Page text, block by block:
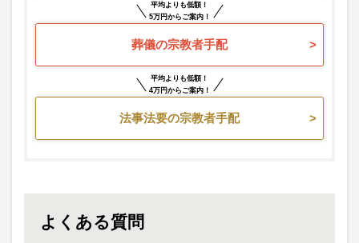
平均よりも低額！
5万円からご案内！
葬儀の宗教者手配
平均よりも低額！
4万円からご案内！
法事法要の宗教者手配
よくある質問